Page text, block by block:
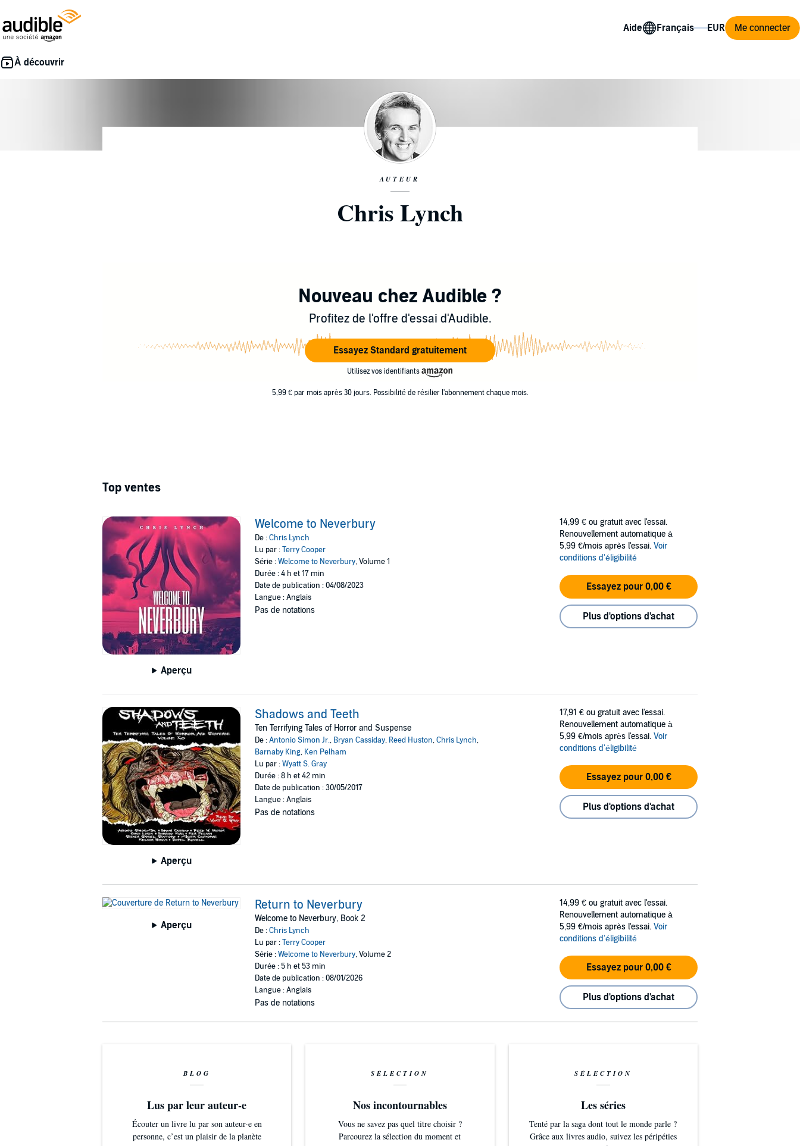
Aide Me connecter
AUTEUR
Chris Lynch
Nouveau chez Audible ?
Profitez de l'offre d'essai d'Audible.
Essayez Standard gratuitement
Utilisez vos identifiants
5,99 € par mois après 30 jours. Possibilité de résilier l'abonnement chaque mois.
Top ventes
Aperçu
Welcome to Neverbury
De :Chris Lynch
Lu par :Terry Cooper
Série :Welcome to Neverbury, Volume 1
Durée : 4 h et 17 min
Date de publication : 04/08/2023
Langue : Anglais
Pas de notations
14,99 € ou gratuit avec l'essai.
Renouvellement automatique à
5,99 €/mois après l'essai. Voir
conditions d'éligibilité
Essayez pour 0,00 €
Plus d'options d'achat
Aperçu
Shadows and Teeth
Ten Terrifying Tales of Horror and Suspense
De :Antonio Simon Jr., Bryan Cassiday, Reed Huston,Chris Lynch,
Barnaby King, Ken Pelham
Lu par :Wyatt S. Gray
Durée : 8 h et 42 min
Date de publication : 30/05/2017
Langue : Anglais
Pas de notations
17,91 € ou gratuit avec l'essai.
Renouvellement automatique à
5,99 €/mois après l'essai. Voir
conditions d'éligibilité
Essayez pour 0,00 €
Plus d'options d'achat
Aperçu
Return to Neverbury
Welcome to Neverbury, Book 2
De :Chris Lynch
Lu par :Terry Cooper
Série :Welcome to Neverbury, Volume 2
Durée : 5 h et 53 min
Date de publication : 08/01/2026
Langue : Anglais
Pas de notations
14,99 € ou gratuit avec l'essai.
Renouvellement automatique à
5,99 €/mois après l'essai. Voir
conditions d'éligibilité
Essayez pour 0,00 €
Plus d'options d'achat
BLOG
Lus par leur auteur-e
Écouter un livre lu par son auteur·e en
personne, c’est un plaisir de la planète
SÉLECTION
Nos incontournables
Vous ne savez pas quel titre choisir ?
Parcourez la sélection du moment et
SÉLECTION
Les séries
Tenté par la saga dont tout le monde parle ?
Grâce aux livres audio, suivez les péripéties